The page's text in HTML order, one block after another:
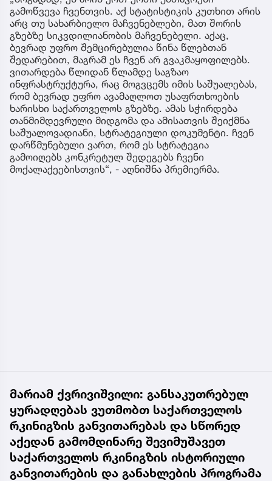
გამოწვევა ჩვენთვის. აქ სტატისტიკის კუთხით არის
არც თუ სახარბიელო მაჩვენებლები, მათ შორის
გზებზე სიკვდილიანობის მაჩვენებელი. აქაც,
ბევრად უფრო შემცირებულია წინა წლებთან
შედარებით, მაგრამ ეს ჩვენ არ გვაკმაყოფილებს.
ვითარდება წლიდან წლამდე საგზაო
ინფრასტრუქტურა, რაც მოგვცემს იმის საშუალებას,
რომ ბევრად უფრო ავამაღლოთ უსაფრთხოების
ხარისხი საქართველოს გზებზე. ამას სჭირდება
თანმიმდევრული მიდგომა და ამისათვის შეიქმნა
საშუალოვადიანი, სტრატეგიული დოკუმენტი. ჩვენ
დარწმუნებული ვართ, რომ ეს სტრატეგია
გამოიღებს კონკრეტულ შედეგებს ჩვენი
მოქალაქეებისთვის“, - აღნიშნა პრემიერმა.
მარიამ ქვრივიშვილი: განსაკუთრებულ
ყურადღებას ვუთმობთ საქართველოს
რკინიგზის განვითარებას და სწორედ
აქედან გამომდინარე შევიმუშავეთ
საქართველოს რკინიგზის ისტორიული
განვითარების და განახლების პროგრამა